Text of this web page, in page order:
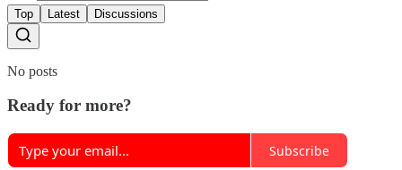
Top Latest Discussions
No posts
Ready for more?
Subscribe